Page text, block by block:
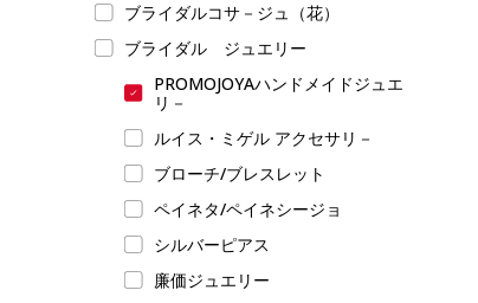
ブライダルコサ－ジュ（花）
ブライダル ジュエリー
PROMOJOYAハンドメイドジュエ
リ－
ルイス・ミゲル アクセサリ－
ブローチ/ブレスレット
ペイネタ/ペイネシージョ
シルバーピアス
廉価ジュエリー